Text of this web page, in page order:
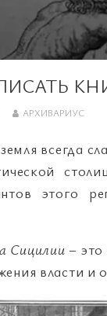
АРХИВАРИУС
всегда
этого
Сицилии –
власти и